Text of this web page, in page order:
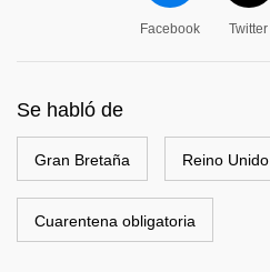
Facebook Twitter
Se habló de
Gran Bretaña Reino Unido
Cuarentena obligatoria